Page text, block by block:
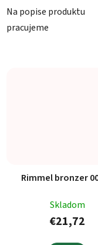
Na popise produktu
pracujeme
Rimmel bronzer
Skladom
€21,72